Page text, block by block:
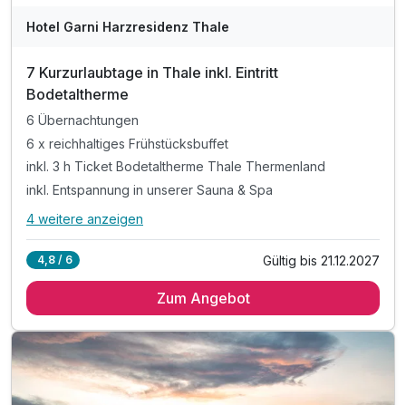
Hotel Garni Harzresidenz Thale
7 Kurzurlaubtage in Thale inkl. Eintritt
Bodetaltherme
6 Übernachtungen
6 x reichhaltiges Frühstücksbuffet
inkl. 3 h Ticket Bodetaltherme Thale Thermenland
inkl. Entspannung in unserer Sauna & Spa
Alle Inklusivleistungen
6 x reichhaltiges Frühstücksbuffet
inkl. Entspannung in unserer Sauna & Spa
inkl. einer Flasche Wasser auf dem Zimmer
inkl. Nutzung des öffentlichen Nahverkehrs
4 weitere anzeigen
4,8 / 6 Gültig bis 21.12.2027
Zum Angebot